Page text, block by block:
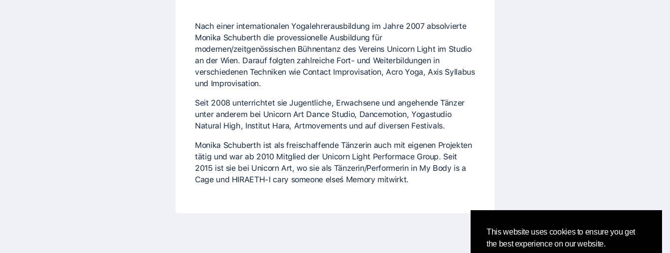
This website uses cookies to ensure you get
the best experience on our website.
Nach einer internationalen Yogalehrerausbildung im Jahre 2007 absolvierte
Monika Schuberth die provessionelle Ausbildung für
modernen/zeitgenössischen Bühnentanz des Vereins Unicorn Light im Studio
an der Wien. Darauf folgten zahlreiche Fort- und Weiterbildungen in
verschiedenen Techniken wie Contact Improvisation, Acro Yoga, Axis Syllabus
und Improvisation.
Seit 2008 unterrichtet sie Jugentliche, Erwachsene und angehende Tänzer
unter anderem bei Unicorn Art Dance Studio, Dancemotion, Yogastudio
Natural High, Institut Hara, Artmovements und auf diversen Festivals.
Monika Schuberth ist als freischaffende Tänzerin auch mit eigenen Projekten
tätig und war ab 2010 Mitglied der Unicorn Light Performace Group. Seit
2015 ist sie bei Unicorn Art, wo sie als Tänzerin/Performerin in My Body is a
Cage und HIRAETH-I cary someone elseś Memory mitwirkt.